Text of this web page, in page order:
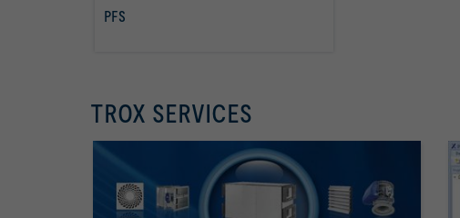
PFS
TROX SERVICES